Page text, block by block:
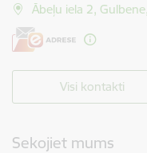
Ābeļu iela 2,
Visi kontakti
Sekojiet mums